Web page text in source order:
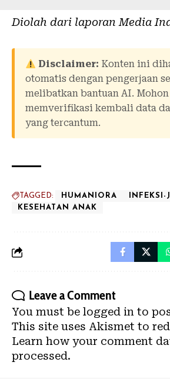
Diolah dari laporan Media
Disclaimer: Konten ini
otomatis dengan pengerjaan
melibatkan bantuan AI.
memverifikasi kembali data
yang tercantum.
TAGGED: HUMANIORA
KESEHATAN ANAK
Leave a Comment
You must be logged in to
This site uses Akismet to
Learn how your comment
processed.